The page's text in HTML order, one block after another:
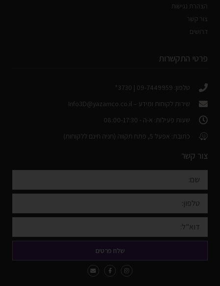
הצהרת נגישות
צור קשר
דרושים
פרטי התקשרות
טלפון: 09-7449959 | 3730*
שירות לקוחות ומידע – Info3D@yazamco.co.il
שעות פעילות: א-ה - 08:00-17:30
כתובת: אפעל 5, פתח תקווה (חניה חינם ללקוחות)
צור קשר
שלח פרטים